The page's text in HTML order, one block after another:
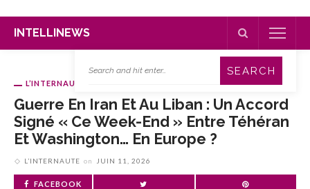
INTELLINEWS
L’INTERNAUTE
Guerre En Iran Et Au Liban : Un Accord
Signé « Ce Week-End » Entre Téhéran
Et Washington… En Europe ?
L’INTERNAUTE on JUIN 11, 2026
FACEBOOK